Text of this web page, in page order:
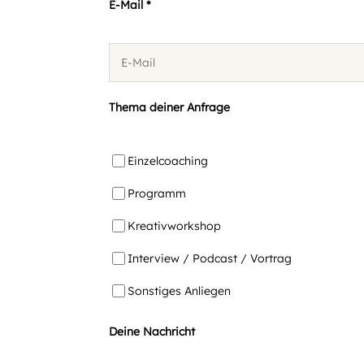
E-Mail *
Thema deiner Anfrage
Einzelcoaching
Programm
Kreativworkshop
Interview / Podcast / Vortrag
Sonstiges Anliegen
Deine Nachricht